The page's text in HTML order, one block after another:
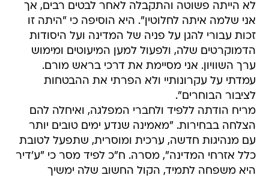
לא הייתה פשוטה והתקבלה לאחר לבטים רבים, אך
אני שלמה איתה לחלוטין". היא הוסיפה כי "היתה זו
זכות עבורי להגן על פניה של המדינה ועל היסודות
הדמוקרטים שלה, ולפעול למען המיעוטים ומימוש
ערך השוויון. אני מסיימת את דרכי בראש מורם.
עמדתי על עקרונותיי ולא הפרתי את ההבטחות
לציבור הבוחרים".
מריח הודתה ללפיד ולחברי המפלגה, ואיחלה להם
הצלחה בבחירות. "מאמינה שנדע ימים טובים יותר
עם מנהיגות חדשה, ערכית ומוסרית, שתפעל לטובת
כלל אזרחי המדינה", מסרה. ח"כ לפיד מסר כי "ע'דיר
היא משפחה לתמיד, הקול החשוב שלה ימשיך